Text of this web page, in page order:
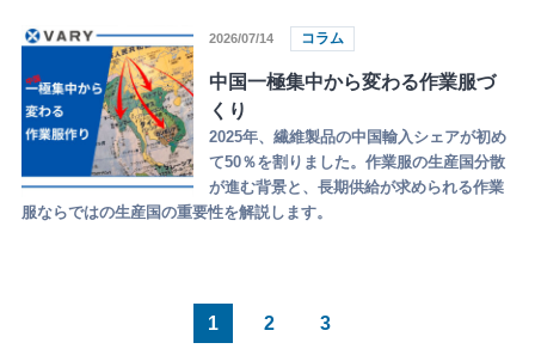
2026/07/14 コラム
中国一極集中から変わる作業服づ
くり
2025年、繊維製品の中国輸入シェアが初め
て50％を割りました。作業服の生産国分散
が進む背景と、長期供給が求められる作業
服ならではの生産国の重要性を解説します。
1 2 3